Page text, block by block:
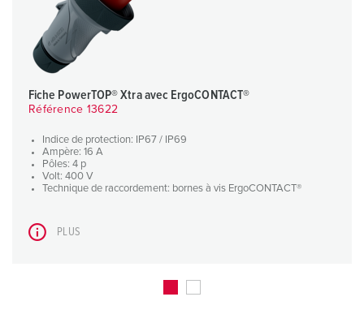
Fiche PowerTOP® Xtra avec ErgoCONTACT®
Référence 13622
Indice de protection: IP67 / IP69
Ampère: 16 A
Pôles: 4 p
Volt: 400 V
Technique de raccordement: bornes à vis ErgoCONTACT®
PLUS